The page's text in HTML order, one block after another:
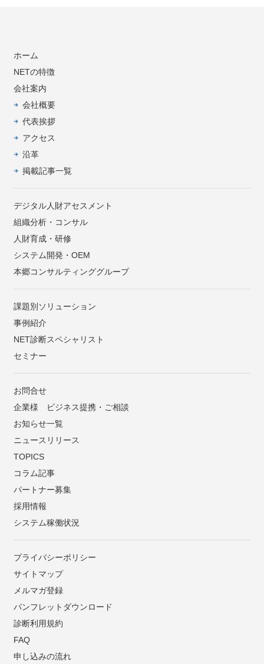
ホーム
NETの特徴
会社案内
会社概要
代表挨拶
アクセス
沿革
掲載記事一覧
デジタル人財アセスメント
組織分析・コンサル
人財育成・研修
システム開発・OEM
本郷コンサルティンググループ
課題別ソリューション
事例紹介
NET診断スペシャリスト
セミナー
お問合せ
企業様 ビジネス提携・ご相談
お知らせ一覧
ニュースリリース
TOPICS
コラム記事
パートナー募集
採用情報
システム稼働状況
プライバシーポリシー
サイトマップ
メルマガ登録
パンフレットダウンロード
診断利用規約
FAQ
申し込みの流れ